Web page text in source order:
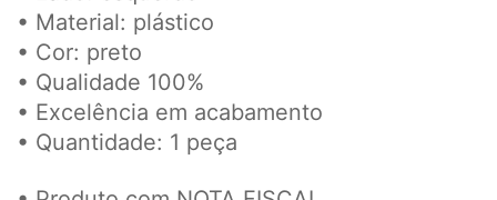
• Material: plástico
• Cor: preto
• Qualidade 100%
• Excelência em acabamento
• Quantidade: 1 peça